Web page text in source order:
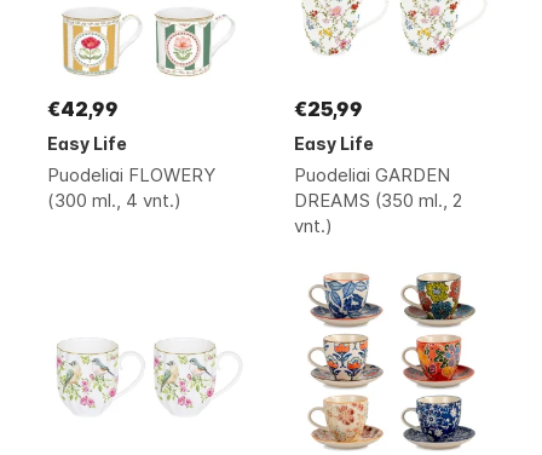
€42,99
Easy Life
Puodeliai FLOWERY
(300 ml., 4 vnt.)
€25,99
Easy Life
Puodeliai GARDEN
DREAMS (350 ml., 2
vnt.)